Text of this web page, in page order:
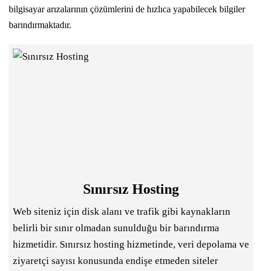
bilgisayar arızalarının çözümlerini de hızlıca yapabilecek bilgiler
barındırmaktadır.
Sınırsız Hosting
Web siteniz için disk alanı ve trafik gibi kaynakların
belirli bir sınır olmadan sunulduğu bir barındırma
hizmetidir. Sınırsız hosting hizmetinde, veri depolama ve
ziyaretçi sayısı konusunda endişe etmeden siteler